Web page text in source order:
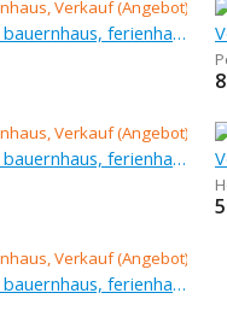
Verkauf (Angebot), bauernhaus, ferienhaus, 100 m
Verkauf (Angebot), bauernhaus, ferienhaus, 682 m
Verkauf (Angebot), bauernhaus, ferienhaus